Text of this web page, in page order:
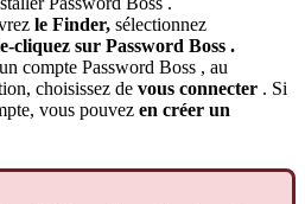
le Finder, sélectionnez
-cliquez sur Password Boss .
un compte Password Boss , au
, choisissez de vous connecter . Si
, vous pouvez en créer un